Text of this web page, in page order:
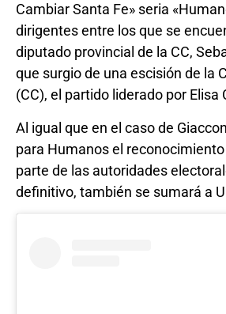
Cambiar Santa Fe» seria
dirigentes entre los que se
diputado provincial de la CC,
que surgio de una escisión de la
(CC), el partido liderado por Elisa
Al igual que en el caso de
para Humanos el
parte de las autoridades
definitivo, también se sumará a